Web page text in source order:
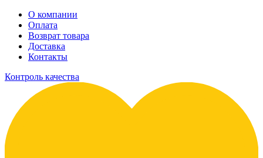
О компании
Оплата
Возврат товара
Доставка
Контакты
Контроль качества